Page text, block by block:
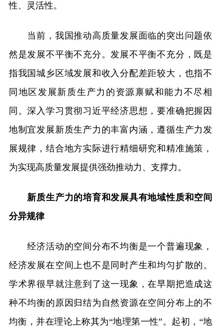
性、灵活性。
当前，我国推动高质量发展面临的突出问题依
然是发展不平衡不充分。发展不平衡不充分，既是
指我国城乡区域发展和收入分配差距较大，也指不
同地区发展新质生产力的资源禀赋和能力不尽相
同。深入学习贯彻习近平经济思想，要准确把握因
地制宜发展新质生产力的丰富内涵，遵循生产力发
展规律，结合地方实际进行精细研究和精准施策，
为实现高质量发展提供强劲推动力、支撑力。
新质生产力的培育和发展具有地域性质和空间
分异规律
经济活动的空间分布不均衡是一个普遍现象，
经济发展在空间上也不是同时产生和均匀扩散的。
学术界很早就注意到了这一现象，在早期把造成这
种不均衡的原因归结为自然资源在空间分布上的不
均衡，并在理论上称其为“地理第一性”。起初，“地